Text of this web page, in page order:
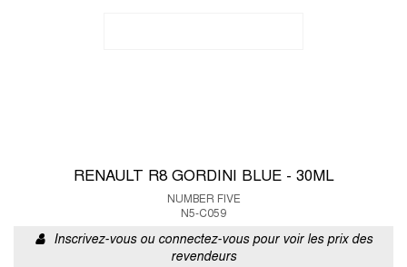
RENAULT R8 GORDINI BLUE - 30ML
NUMBER FIVE
N5-C059
Inscrivez-vous ou connectez-vous pour voir les prix des
revendeurs